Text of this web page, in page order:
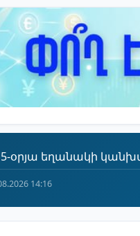
5-օրյա եղանակի
14:16